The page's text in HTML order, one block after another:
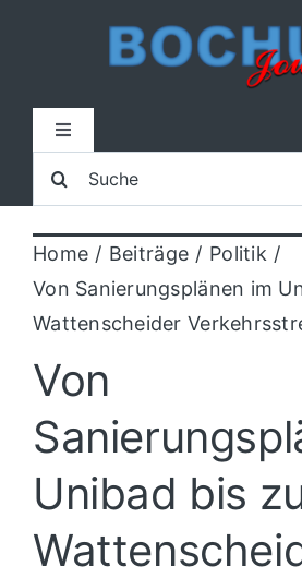
Toggle
Home
Lokal
Blaulicht
Sport
Kultur
Politik
Suche
nach:
Home Beiträge
Politik
Von Sanierungsplänen im
Wattenscheider
Von
Unibad bis